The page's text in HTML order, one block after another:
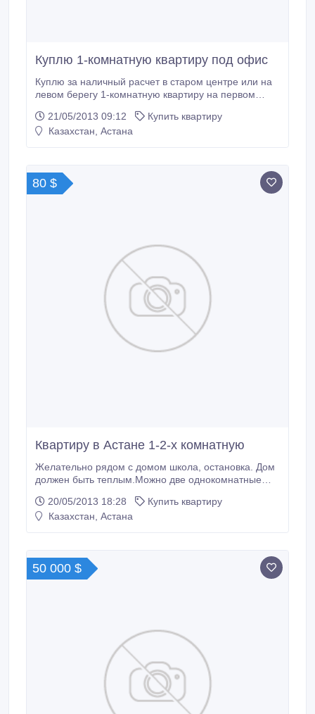
Куплю 1-комнатную квартиру под офис
Куплю за наличный расчет в старом центре или на
левом берегу 1-комнатную квартиру на первом
спальных районах не предлагать! 87055837757,
87783423044.
21/05/2013 09:12
Купить квартиру
Казахстан, Астана
80 $
Квартиру в Астане 1-2-х комнатную
Желательно рядом с домом школа, остановка. Дом
должен быть теплым.Можно две однокомнатные
20/05/2013 18:28
Купить квартиру
Казахстан, Астана
50 000 $